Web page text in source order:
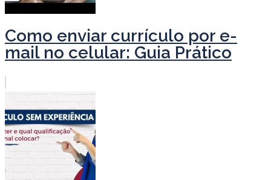
Como enviar currículo por e-
mail no celular: Guia Prático